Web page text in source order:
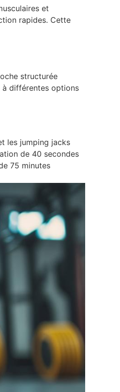
et
rapides. Cette
structurée
à différentes options
les jumping jacks
de 40 secondes
75 minutes